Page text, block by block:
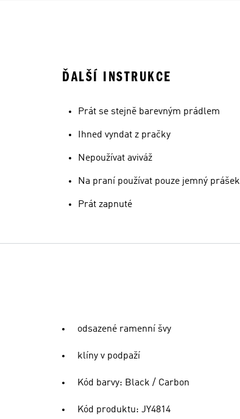
ĎALŠÍ INSTRUKCE
Prát se stejně barevným prádlem
Ihned vyndat z pračky
Nepoužívat aviváž
Na praní používat pouze jemný prášek
Prát zapnuté
odsazené ramenní švy
klíny v podpaží
Kód barvy: Black / Carbon
Kód produktu: JY4814